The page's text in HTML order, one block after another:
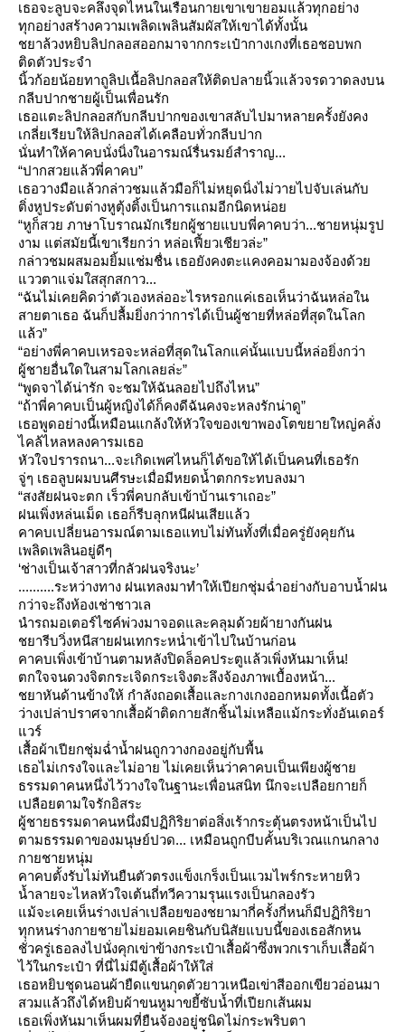
เธอจะลูบจะคลึงจุดไหนในเรือนกายเขาเขายอมแล้วทุกอย่าง
ทุกอย่างสร้างความเพลิดเพลินสัมผัสให้เขาได้ทั้งนั้น
ชยาล้วงหยิบลิปกลอสออกมาจากกระเป๋ากางเกงที่เธอชอบพก
ติดตัวประจำ
นิ้วก้อยน้อยทาถูลิปเนื้อลิปกลอสให้ติดปลายนิ้วแล้วจรดวาดลงบน
กลีบปากชายผู้เป็นเพื่อนรัก
เธอแตะลิปกลอสกับกลีบปากของเขาสลับไปมาหลายครั้งยังคง
เกลี่ยเรียบให้ลิปกลอสได้เคลือบทั่วกลีบปาก
นั่นทำให้คาคบนั่งนิ่งในอารมณ์รื่นรมย์สำราญ...
“ปากสวยแล้วพี่คาคบ”
เธอวางมือแล้วกล่าวชมแล้วมือก็ไม่หยุดนิ่งไม่วายไปจับเล่นกับ
ติ่งหูประดับต่างหูตุ้งติ้งเป็นการแถมอีกนิดหน่อ
“หูก็สวย ภาษาโบราณมักเรียกผู้ชายแบบพี่คาคบว่า...ชายหนุ่มรูป
งาม แต่สมัยนี้เขาเรียกว่า หล่อเฟี้ยวเชียวล่ะ”
กล่าวชมผสมอมยิ้มแช่มชื่น เธอยังคงตะแคงคอมามองจ้องด้ว
ววตาแจ่มใสสุกสกาว...
“ฉันไม่เคยคิดว่าตัวเองหล่ออะไรหรอกแค่เธอเห็นว่าฉันหล่อใน
สายตาเธอ ฉันก็ปลื้มยิ่งกว่าการได้เป็นผู้ชายที่หล่อที่สุดในโลก
ล้ว”
“อย่างพี่คาคบเหรอจะหล่อที่สุดในโลกแค่นั้นแบบนี้หล่อยิ่งกว่า
ผู้ชายอื่นใดในสามโลกเลยล่ะ”
“พูดจาได้น่ารัก จะชมให้ฉันลอยไปถึงไหน”
“ถ้าพี่คาคบเป็นผู้หญิงได้ก็คงดีฉันคงจะหลงรักน่าดู”
เธอพูดอย่างนี้เหมือนแกล้งให้หัวใจของเขาพองโตขยายใหญ่คลั่ง
ไคล้ไหลหลงคารมเธอ
หัวใจปรารถนา...จะเกิดเพศไหนก็ได้ขอให้ได้เป็นคนที่เธอรัก
จู่ๆ เธอลูบผมบนศีรษะเมื่อมีหยดน้ำตกกระทบลงมา
“สงสัยฝนจะตก เร็วพี่คบกลับเข้าบ้านเราเถอะ”
ฝนเพิ่งหล่นเม็ด เธอก็รีบลุกหนีฝนเสียแล้ว
คาคบเปลี่ยนอารมณ์ตามเธอแทบไม่ทันทั้งที่เมื่อครู่ยังคุยกัน
เพลิดเพลินอยู่ดีๆ
‘ช่างเป็นเจ้าสาวที่กลัวฝนจริงนะ’
..........ระหว่างทาง ฝนเทลงมาทำให้เปียกชุ่มฉ่ำอย่างกับอาบน้ำฝน
กว่าจะถึงห้องเช่าชาวเล
นำรถมอเตอร์ไซค์พ่วงมาจอดและคลุมด้วยผ้ายางกันฝน
ชยารีบวิ่งหนีสายฝนเทกระหน่ำเข้าไปในบ้านก่อน
คาคบเพิ่งเข้าบ้านตามหลังปิดล็อคประตูแล้วเพิ่งหันมาเห็น!
ตกใจจนดวงจิตกระเจิดกระเจิงตะลึงจ้องภาพเบื้องหน้า...
ชยาหันด้านข้างให้ กำลังถอดเสื้อและกางเกงออกหมดทั้งเนื้อตัว
ว่างเปล่าปราศจากเสื้อผ้าติดกายสักชิ้นไม่เหลือแม้กระทั่งอันเดอร์
วร์
เสื้อผ้าเปียกชุ่มฉ่ำน้ำฝนถูกวางกองอยู่กับพื้น
เธอไม่เกรงใจและไม่อาย ไม่เคยเห็นว่าคาคบเป็นเพียงผู้ชา
ธรรมดาคนหนึ่งไว้วางใจในฐานะเพื่อนสนิท นึกจะเปลือยกายก็
เปลือยตามใจรักอิสระ
ผู้ชายธรรมดาคนหนึ่งมีปฏิกิริยาต่อสิ่งเร้ากระตุ้นตรงหน้าเป็นไป
ตามธรรมดาของมนุษย์ปวด... เหมือนถูกบีบคั้นบริเวณแกนกลาง
กายชายหนุ่ม
คาคบตั้งรับไม่ทันยืนตัวตรงแข็งเกร็งเป็นแวมไพร์กระหายหิว
น้ำลายจะไหลหัวใจเต้นถี่ทวีความรุนแรงเป็นกลองรัว
ม้จะเคยเห็นร่างเปล่าเปลือยของชยามากี่ครั้งกี่หนก็มีปฏิกิริยา
ทุกหนร่างกายชายไม่ยอมเคยชินกับนิสัยแบบนี้ของเธอสักหน
ชั่วครู่เธอลงไปนั่งคุกเข่าข้างกระเป๋าเสื้อผ้าซึ่งพวกเราเก็บเสื้อผ้า
ไว้ในกระเป๋า ที่นี่ไม่มีตู้เสื้อผ้าให้ใส่
เธอหยิบชุดนอนผ้ายืดแขนกุดตัวยาวเหนือเข่าสีออกเขียวอ่อนมา
สวมแล้วถึงได้หยิบผ้าขนหูมาขยี้ซับน้ำที่เปียกเส้นผม
เธอเพิ่งหันมาเห็นผมที่ยืนจ้องอยู่ชนิดไม่กระพริบตา